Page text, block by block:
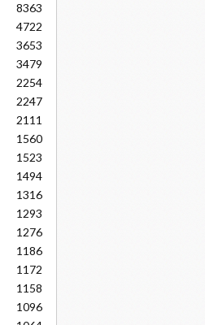
8363
4722
3653
3479
2254
2247
2111
1560
1523
1494
1316
1293
1276
1186
1172
1158
1096